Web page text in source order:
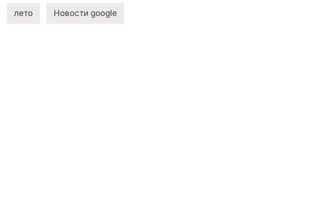
лето Новости google